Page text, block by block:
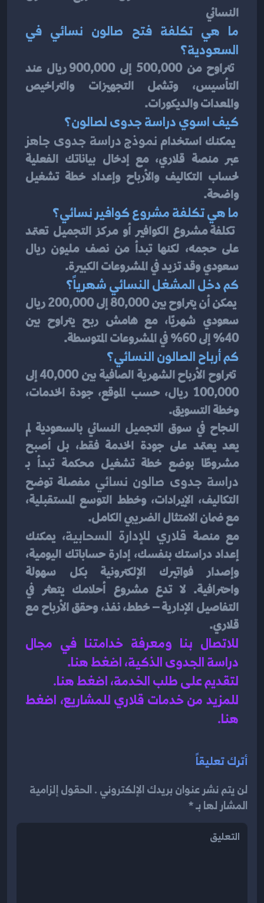
السعودية؟
والمعدات والديكورات.
كيف اسوي دراسة جدوى لصالون؟
يمكنك استخدام نموذج دراسة جدوى جاهز
واضحة.
ما هي تكلفة مشروع كوافير نسائي؟
سعودي وقد تزيد في المشروعات الكبيرة.
كم دخل المشغل النسائي شهرياً؟
40% إلى 60% في المشروعات المتوسطة.
كم أرباح الصالون النسائي؟
وخطة التسويق.
مشروطًا بوضع خطة تشغيل محكمة تبدأ بـ
دراسة جدوى صالون نسائي
مع ضمان الامتثال الضريبي الكامل.
مع منصة قلاري للإدارة السحابية
قلاري.
دراسة الجدوى الذكية، اضغط هنا.
لتقديم على طلب الخدمة، اضغط هنا.
هنا.
أترك تعليقاً
لن يتم نشر عنوان بريدك الإلكتروني . الحقول إلزامية
المشار لها بـ *